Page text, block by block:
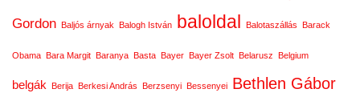
Gordon Baljós árnyak Balogh István baloldal Balotaszállás Barack
Obama Bara Margit Baranya Basta Bayer Bayer Zsolt Belarusz Belgium
belgák Berija Berkesi András Berzsenyi Bessenyei Bethlen Gábor